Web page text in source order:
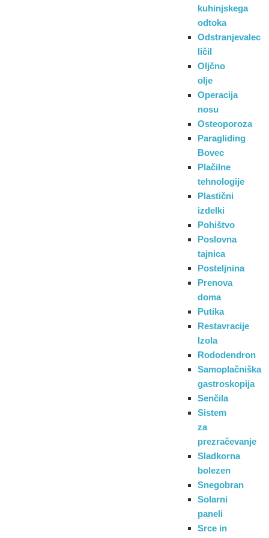
kuhinjskega
odtoka
Odstranjevalec
ličil
Oljčno
olje
Operacija
nosu
Osteoporoza
Paragliding
Bovec
Plačilne
tehnologije
Plastični
izdelki
Pohištvo
Poslovna
tajnica
Posteljnina
Prenova
doma
Putika
Restavracije
Izola
Rododendron
Samoplačniška
gastroskopija
Senčila
Sistem
za
prezračevanje
Sladkorna
bolezen
Snegobran
Solarni
paneli
Srce in